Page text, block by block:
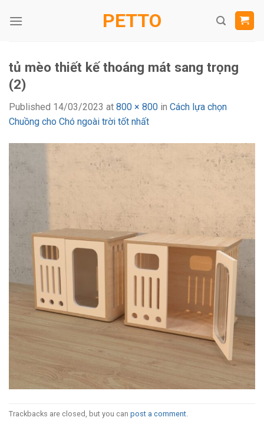
PETTO
tủ mèo thiết kế thoáng mát sang trọng
(2)
Published 14/03/2023 at 800 × 800 in Cách lựa chọn
Chuồng cho Chó ngoài trời tốt nhất
Trackbacks are closed, but you can post a comment